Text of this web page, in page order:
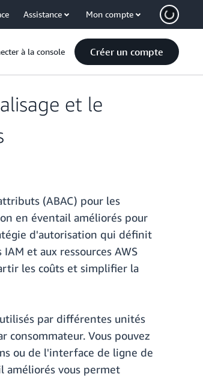
Assistance Mon compte
à la console Créer un compte
et le
(ABAC) pour les
en éventail améliorés pour
d'autorisation qui définit
et aux ressources AWS
les coûts et simplifier la
par différentes unités
consommateur. Vous pouvez
ou de l'interface de ligne de
améliorés vous permet